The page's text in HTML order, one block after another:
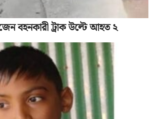
বহনকারী ট্রাক উল্টে আহত ২